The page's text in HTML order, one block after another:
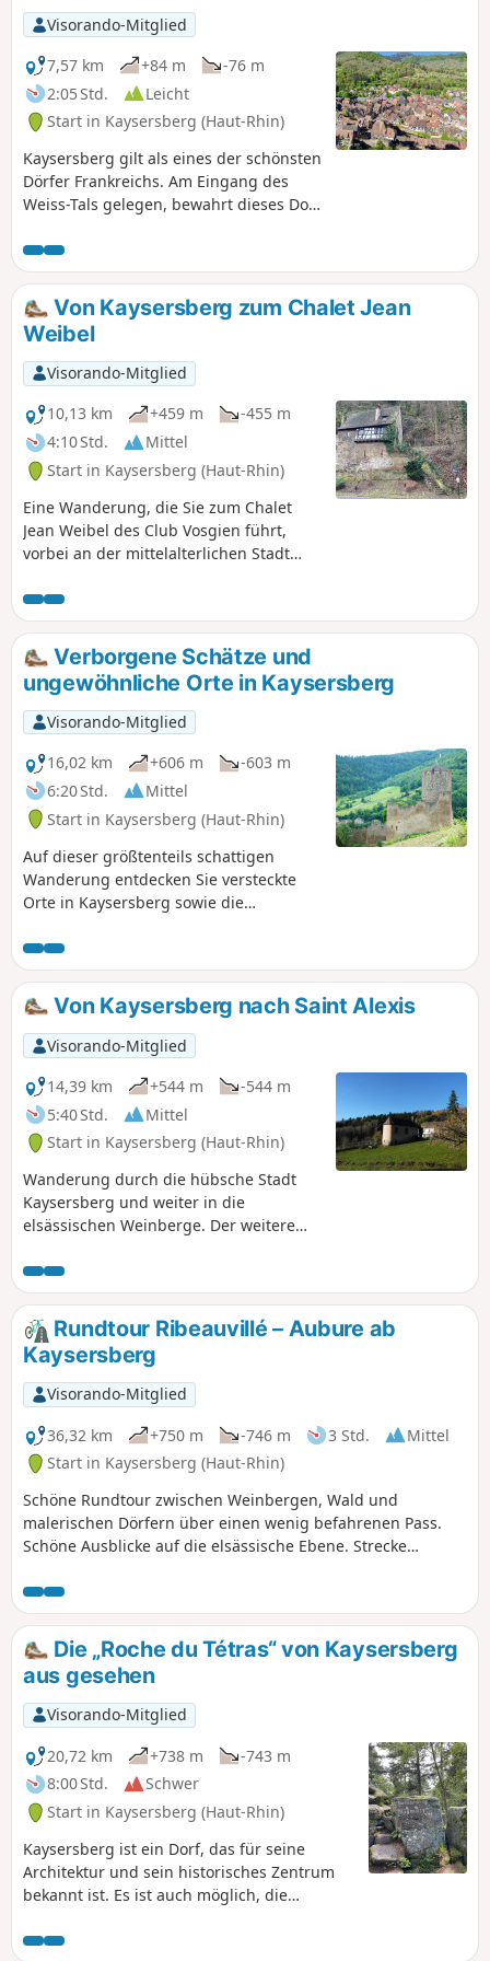
Visorando-Mitglied
7,57 km
+84 m
-76 m
2:05 Std.
Leicht
Start in Kaysersberg (Haut-Rhin)
Kaysersberg gilt als eines der schönsten
Dörfer Frankreichs. Am Eingang des
Weiss-Tals gelegen, bewahrt dieses Dorf
Charme, mit vielen sehr alten und
farbenfrohen Fachwerkhäusern. Die
Stadt hat zudem eine eng mit der
mittelalterlichen Geschichte
verbundene Vergangenheit, wie die
Burg sowie die Überreste von
Befestigungsanlagen wie der Tour de la
Porte Haute bezeugen. Als beliebtes
Touristenziel zieht dieses Dorf jedes
Jahr mehrere Tausend Besucher an.
Dieser Rundgang soll Ihnen das
historische Zentrum von Kaysersberg
näherbringen und führt dabei an
weiteren interessanten Orten wie der
Wehrbrücke oder auch dem Maison
Loewert und dem Centre Albert
Schweitzer vorbei.
Von Kaysersberg zum Chalet Jean
Weibel
Visorando-Mitglied
10,13 km
+459 m
-455 m
4:10 Std.
Mittel
Start in Kaysersberg (Haut-Rhin)
Eine Wanderung, die Sie zum Chalet
Jean Weibel des Club Vosgien führt,
vorbei an der mittelalterlichen Stadt
einfache Rundwanderung. Diese Route
verläuft vollständig im Wald, mit
Ausnahme der Durchquerung des
historischen Dorfes.
Verborgene Schätze und
ungewöhnliche Orte in Kaysersberg
Visorando-Mitglied
16,02 km
+606 m
-603 m
6:20 Std.
Mittel
Start in Kaysersberg (Haut-Rhin)
Auf dieser größtenteils schattigen
Wanderung entdecken Sie versteckte
Orte in Kaysersberg sowie die
Von Kaysersberg nach Saint Alexis
Visorando-Mitglied
14,39 km
+544 m
-544 m
5:40 Std.
Mittel
Start in Kaysersberg (Haut-Rhin)
Wanderung durch die hübsche Stadt
Kaysersberg und weiter in die
elsässischen Weinberge. Der weitere
verschiedenen Baumarten. Der
Rückweg verläuft entlang eines Baches,
der sich zwischen den Felsen
hindurchschlängelt.
Rundtour Ribeauvillé – Aubure ab
Kaysersberg
Visorando-Mitglied
36,32 km
+750 m -746 m 3 Std.
Mittel
Start in Kaysersberg (Haut-Rhin)
Schöne Rundtour zwischen Weinbergen, Wald und
malerischen Dörfern über einen wenig befahrenen Pass.
Schöne Ausblicke auf die elsässische Ebene. Strecke
wenig befahrenen Landstraße.
Die „Roche du Tétras“ von Kaysersberg
aus gesehen
Visorando-Mitglied
20,72 km
+738 m
-743 m
8:00 Std.
Schwer
Start in Kaysersberg (Haut-Rhin)
Kaysersberg ist ein Dorf, das für seine
Architektur und sein historisches Zentrum
bekannt ist. Es ist auch möglich, die
Rundwanderung zu verbinden, die über